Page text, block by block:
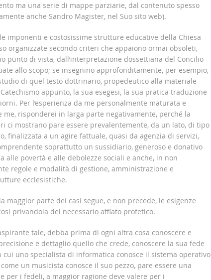
ma una serie di mappe parziarie, dal contenuto spesso
anche Sandro Magister, nel Suo sito web).
imponenti e costosissime strutture educative della Chiesa
organizzate secondo criteri che appaiono ormai obsoleti,
punto di vista, dall’interpretazione dossettiana del Concilio
allo scopo; se insegnino approfonditamente, per esempio,
di quel testo dottrinario, propedeutico alla materiale
appunto, la sua esegesi, la sua pratica traduzione
Per l’esperienza da me personalmente maturata e
me, risponderei in larga parte negativamente, perché la
ci mostrano pare essere prevalentemente, da un lato, di tipo
finalizzata a un agire fattuale, quasi da agenzia di servizi,
soprattutto un sussidiario, generoso e donativo
alle povertà e alle debolezze sociali e anche, in non
regole e modalità di gestione, amministrazione e
ecclesistiche.
maggior parte dei casi segue, e non precede, le esigenze
privandola del necessario afflato profetico.
tale, debba prima di ogni altra cosa conoscere e
e dettaglio quello che crede, conoscere la sua fede
cui uno specialista di informatica conosce il sistema operativo
un musicista conosce il suo pezzo, pare essere una
per i fedeli, a maggior ragione deve valere per i